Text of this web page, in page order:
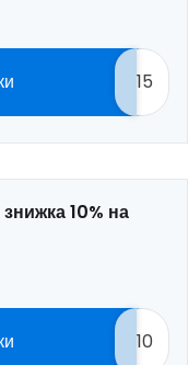
15
10% на
10